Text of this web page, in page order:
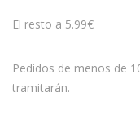
El resto a 5.99€
Pedidos de menos de
tramitarán.